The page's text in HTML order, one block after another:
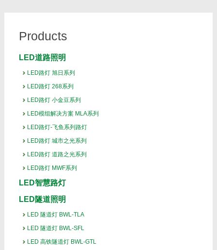
Products
LED道路照明
LED路灯 旭日系列
LED路灯 268系列
LED路灯 小金豆系列
LED模组解决方案 MLA系列
LED路灯-飞鱼系列路灯
LED路灯 城市之光系列
LED路灯 道路之光系列
LED路灯 MWF系列
LED智慧路灯
LED隧道照明
LED 隧道灯 BWL-TLA
LED 隧道灯 BWL-SFL
LED 高铁隧道灯 BWL-GTL